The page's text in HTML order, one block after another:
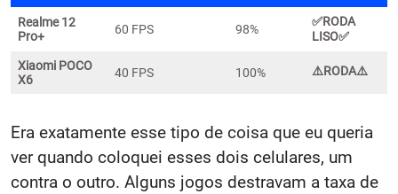
Realme 12
Pro+
60 FPS 98%
✅RODA
LISO✅
Xiaomi POCO
X6
40 FPS 100% ⚠️RODA⚠️
Era exatamente esse tipo de coisa que eu queria
ver quando coloquei esses dois celulares, um
contra o outro. Alguns jogos destravam a taxa de